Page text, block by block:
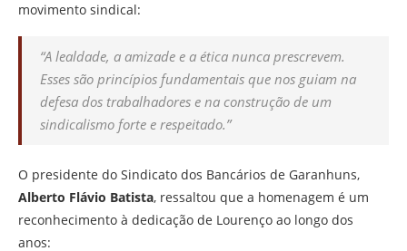
movimento sindical:
“A lealdade, a amizade e a ética nunca prescrevem.
Esses são princípios fundamentais que nos guiam na
defesa dos trabalhadores e na construção de um
sindicalismo forte e respeitado.”
O presidente do Sindicato dos Bancários de Garanhuns,
Alberto Flávio Batista, ressaltou que a homenagem é um
reconhecimento à dedicação de Lourenço ao longo dos
anos: